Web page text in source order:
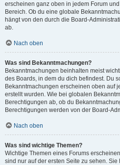
erscheinen ganz oben in jedem Forum
Bereich. Ob du eine globale
hängt von den durch die Board-
ab.
Nach oben
Was sind Bekanntmachungen?
Bekanntmachungen beinhalten meist
des Boards, in dem du dich befindest. Du
Bekanntmachungen erscheinen oben auf
erstellt wurden. Wie bei globalen
Berechtigungen ab, ob du
Berechtigungen werden von der Board-
Nach oben
Was sind wichtige Themen?
Wichtige Themen eines Forums
sind nur auf der ersten Seite zu sehen.